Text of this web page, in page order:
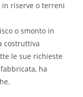
riserve o terreni
o smonto in
costruttiva
le sue richieste
ha